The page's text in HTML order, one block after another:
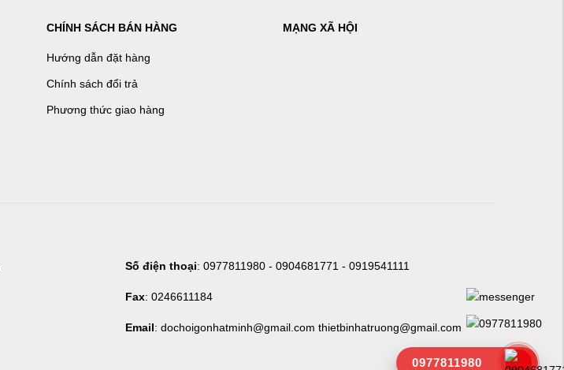
CHÍNH SÁCH BÁN HÀNG
Hướng dẫn đặt hàng
Chính sách đổi trả
Phương thức giao hàng
MẠNG XÃ HỘI
Số điện thoại: 0977811980 - 0904681771 - 0919541111
Fax: 0246611184
Email: dochoigonhatminh@gmail.com thietbinhatruong@gmail.com
0977811980